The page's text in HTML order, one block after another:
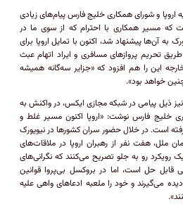
اروپا و شورای همکاری خلیج فارس پیام‌های زیادی
که مسیر همکاری با احترام که از سوی ما در
به آن‌ها پیشنهاد شد، اکنون با تمایل اروپا برای
تحریم پرواز‌های مسافری و ایراد اتهام عبث
این را هم افزود که «جزایر سه‌گانه همیشه
چنین خواهد بود».
نیز ذیل پیامی در شبکه مجازی ایکس، در واکنش به
خلیج فارس نوشت: «اروپا اکنون مسیر غلط و
است. در خلال حضور سران کشورها در نیویورک
ملل، هفت نفر از رهبران اروپا در ملاقات‌های
رویکرد رو به جلو تصریح می‌کنند که نگرانی‌های
قابل حل است، اما در بروکسل بی‌پروا قوانین
می‌گیرند و خود را ملعبه ادعا‌های واهی علیه